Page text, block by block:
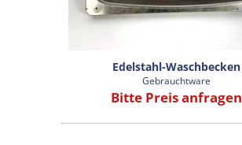
Edelstahl-Waschbecken
Gebrauchtware
Bitte Preis anfragen